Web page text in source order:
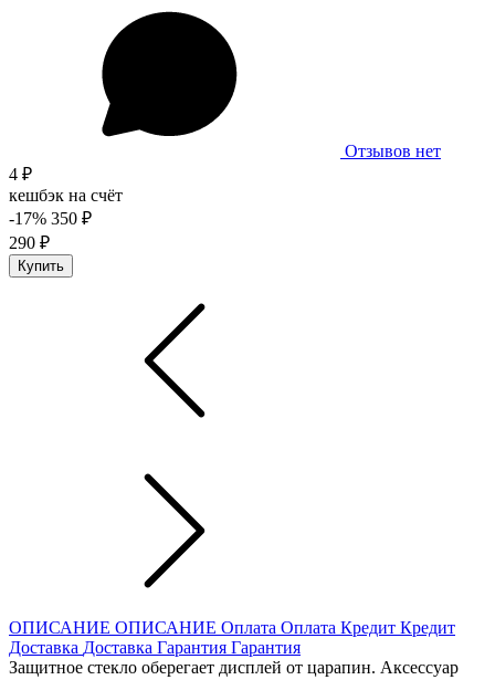
Отзывов нет
4 ₽
кешбэк на счёт
-17% 350 ₽
290 ₽
Купить
ОПИСАНИЕ ОПИСАНИЕ Оплата Оплата Кредит Кредит
Доставка Доставка Гарантия Гарантия
Защитное стекло оберегает дисплей от царапин. Аксессуар